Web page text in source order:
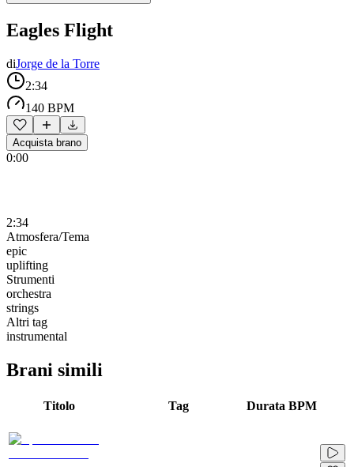
Eagles Flight
diJorge de la Torre
2:34
140 BPM
Acquista brano
0:00
2:34
Atmosfera/Tema
epic
uplifting
Strumenti
orchestra
strings
Altri tag
instrumental
Brani simili
Titolo Tag Durata BPM